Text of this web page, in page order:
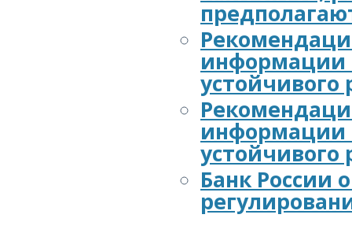
информации
устойчивого
информации
устойчивого
Банк России